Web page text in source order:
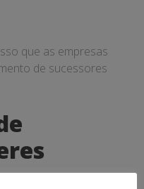
que as empresas
de sucessores